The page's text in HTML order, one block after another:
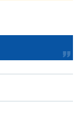
信支付
以现金、「易
支付宝